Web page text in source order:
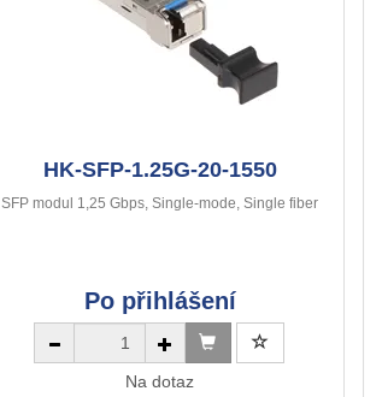
HK-SFP-1.25G-20-1550
SFP modul 1,25 Gbps, Single-mode, Single fiber
Po přihlášení
Na dotaz